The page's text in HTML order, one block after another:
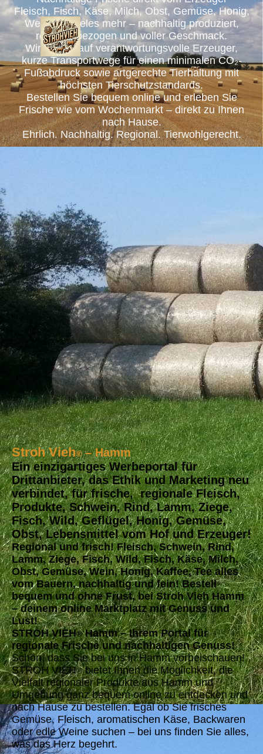
Fleisch, Fisch, Käse, Milch, Obst, Gemüse, Honig,
Wein und vieles mehr – nachhaltig produziert,
regional bezogen und voller Geschmack.
Wir setzen auf verantwortungsvolle Erzeuger,
kurze Transportwege für einen minimalen CO₂-
Fußabdruck sowie artgerechte Tierhaltung mit
höchsten Tierschutzstandards.
Bestellen Sie bequem online und erleben Sie
Frische wie vom Wochenmarkt – direkt zu Ihnen
nach Hause.
Ehrlich. Nachhaltig. Regional. Tierwohlgerecht.
Stroh Vieh®– Hamm
Ein einzigartiges Werbeportal für
Drittanbieter, das Ethik und Marketing neu
verbindet, für frische, regionale Fleisch,
Produkte, Schwein, Rind, Lamm, Ziege,
Fisch, Wild, Geflügel, Honig, Gemüse,
Obst, Lebensmittel vom Hof und Erzeuger!
Regional und frisch! Fleisch, Schwein, Rind,
Lamm, Ziege, Fisch, Wild, Fisch, Käse, Milch,
Obst, Gemüse, Wein, Honig, Kaffee, Tee alles
vom Bauern, nachhaltig und fein! Bestell
bequem und ohne Frust, bei Stroh Vieh Hamm
– deinem online Marktplatz mit Genuss und
Lust!
STROH VIEH®Hamm – Ihrem Portal für
regionale Frische und nachhaltigen Genuss!
Schön, dass Sie bei uns in Hamm vorbeischauen!
STROH VIEH®bietet Ihnen die Möglichkeit, die
Vielfalt regionaler Produkte aus Hamm und
Umgebung ganz bequem online zu entdecken und
nach Hause zu bestellen. Egal ob Sie frisches
Gemüse, Fleisch, aromatischen Käse, Backwaren
oder edle Weine suchen – bei uns finden Sie alles,
was das Herz begehrt.